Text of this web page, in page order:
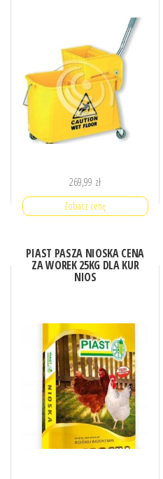
269,99 zł
Zobacz cenę
PIAST PASZA NIOSKA CENA
ZA WOREK 25KG DLA KUR
NIOS